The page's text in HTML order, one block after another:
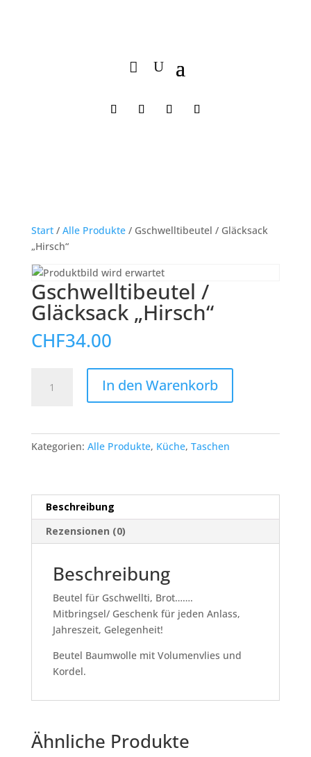
Start/ Alle Produkte/ Gschwelltibeutel / Gläcksack
„Hirsch“
Gschwelltibeutel /
Gläcksack „Hirsch“
CHF34.00
In den Warenkorb
Kategorien: Alle Produkte, Küche, Taschen
Beschreibung
Rezensionen (0)
Beschreibung
Beutel für Gschwellti, Brot…….
Mitbringsel/ Geschenk für jeden Anlass,
Jahreszeit, Gelegenheit!
Beutel Baumwolle mit Volumenvlies und
Kordel.
Ähnliche Produkte